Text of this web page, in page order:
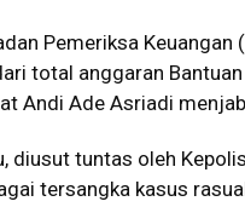
Pemeriksa
total anggaran
Andi Ade Asriadi
diusut tuntas oleh
tersangka kasus